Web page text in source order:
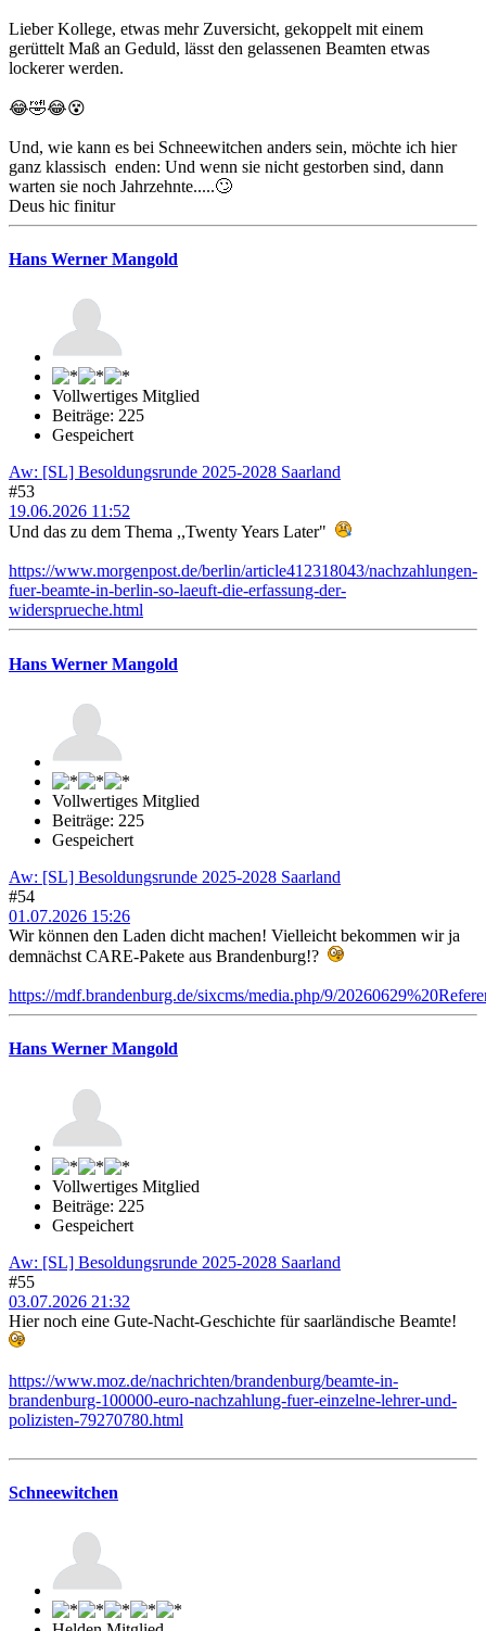
Lieber Kollege, etwas mehr Zuversicht, gekoppelt mit einem
gerüttelt Maß an Geduld, lässt den gelassenen Beamten etwas
lockerer werden.
😂🤣😂😵
Und, wie kann es bei Schneewitchen anders sein, möchte ich hier
ganz klassisch enden: Und wenn sie nicht gestorben sind, dann
warten sie noch Jahrzehnte.....🙄
Deus hic finitur
Hans Werner Mangold
Vollwertiges Mitglied
Beiträge: 225
Gespeichert
Aw: [SL] Besoldungsrunde 2025-2028 Saarland
#53
19.06.2026 11:52
Und das zu dem Thema ,,Twenty Years Later"
https://www.morgenpost.de/berlin/article412318043/nachzahlungen-
fuer-beamte-in-berlin-so-laeuft-die-erfassung-der-
widersprueche.html
Hans Werner Mangold
Vollwertiges Mitglied
Beiträge: 225
Gespeichert
Aw: [SL] Besoldungsrunde 2025-2028 Saarland
#54
01.07.2026 15:26
Wir können den Laden dicht machen! Vielleicht bekommen wir ja
demnächst CARE-Pakete aus Brandenburg!?
https://mdf.brandenburg.de/sixcms/media.php/9/
Hans Werner Mangold
Vollwertiges Mitglied
Beiträge: 225
Gespeichert
Aw: [SL] Besoldungsrunde 2025-2028 Saarland
#55
03.07.2026 21:32
Hier noch eine Gute-Nacht-Geschichte für saarländische Beamte!
https://www.moz.de/nachrichten/brandenburg/beamte-in-
brandenburg-100000-euro-nachzahlung-fuer-einzelne-lehrer-und-
polizisten-79270780.html
Schneewitchen